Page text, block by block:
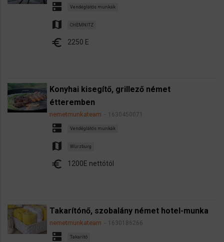
dns Vendéglátós munkák
map CHEMNITZ
euro 2250 E
Konyhai kisegítő, grillező német
étteremben
nemetmunkateam 1630450071
dns Vendéglátós munkák
map Würzburg
euro 1200E nettótól
Takarítónő, szobalány német hotel-munka
nemetmunkateam 1630186266
dns Takarító